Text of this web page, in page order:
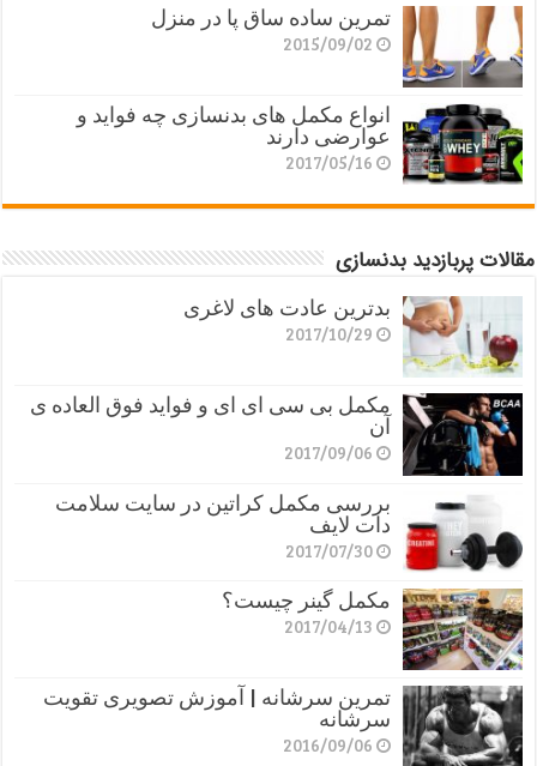
تمرین ساده ساق پا در منزل
2015/09/02
انواع مکمل های بدنسازی چه فواید و
عوارضی دارند
2017/05/16
مقالات پربازدید بدنسازی
بدترین عادت های لاغری
2017/10/29
مکمل بی سی ای ای و فواید فوق العاده ی
آن
2017/09/06
بررسی مکمل کراتین در سایت سلامت
دات لایف
2017/07/30
مکمل گینر چیست؟
2017/04/13
تمرین سرشانه | آموزش تصویری تقویت
سرشانه
2016/09/06